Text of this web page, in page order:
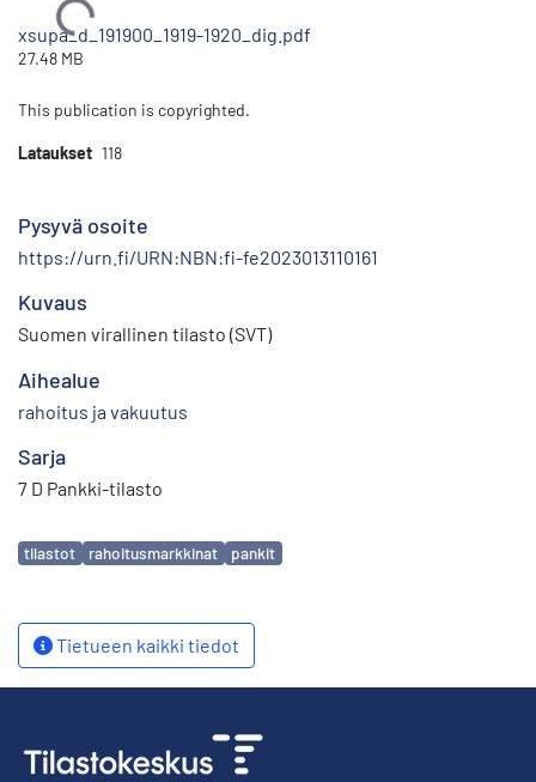
Ladataan...
xsupa_d_191900_1919-1920_dig.pdf
27.48 MB
This publication is copyrighted.
Lataukset 118
Pysyvä osoite
https://urn.fi/URN:NBN:fi-fe2023013110161
Kuvaus
Suomen virallinen tilasto (SVT)
Aihealue
rahoitus ja vakuutus
Sarja
7 D Pankki-tilasto
Avainsanat
tilastot rahoitusmarkkinat pankit
Tietueen kaikki tiedot